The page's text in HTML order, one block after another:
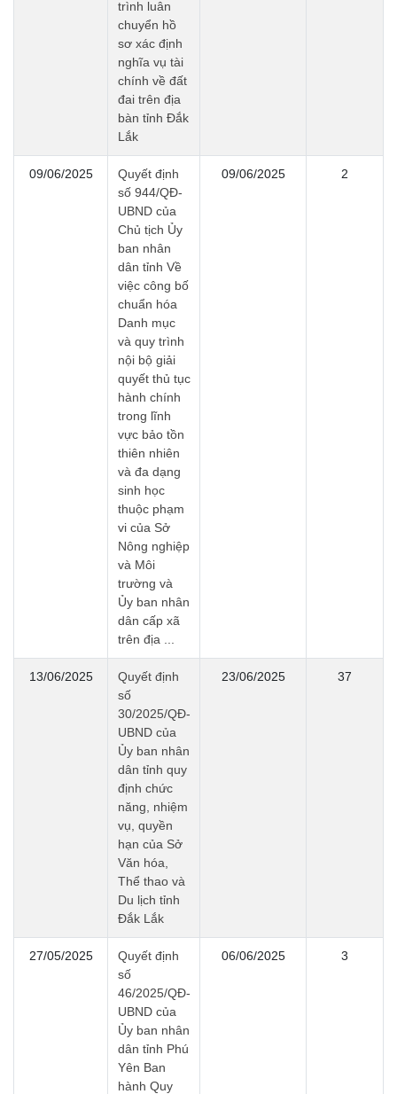
trình luân
chuyển hồ
sơ xác định
nghĩa vụ tài
chính về đất
đai trên địa
bàn tỉnh Đắk
Lắk
09/06/2025
Quyết định
số 944/QĐ-
UBND của
Chủ tịch Ủy
ban nhân
dân tỉnh Về
việc công bố
chuẩn hóa
Danh mục
và quy trình
nội bộ giải
quyết thủ tục
hành chính
trong lĩnh
vực bảo tồn
thiên nhiên
và đa dạng
sinh học
thuộc phạm
vi của Sở
Nông nghiệp
và Môi
trường và
Ủy ban nhân
dân cấp xã
trên địa ...
09/06/2025 2
13/06/2025
Quyết định
số
30/2025/QĐ-
UBND của
Ủy ban nhân
dân tỉnh quy
định chức
năng, nhiệm
vụ, quyền
hạn của Sở
Văn hóa,
Thể thao và
Du lịch tỉnh
Đắk Lắk
23/06/2025 37
27/05/2025
Quyết định
số
46/2025/QĐ-
UBND của
Ủy ban nhân
dân tỉnh Phú
Yên Ban
hành Quy
06/06/2025 3